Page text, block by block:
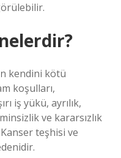
kendini kötü
koşulları,
iş yükü, ayrılık,
ve kararsızlık
teşhisi ve